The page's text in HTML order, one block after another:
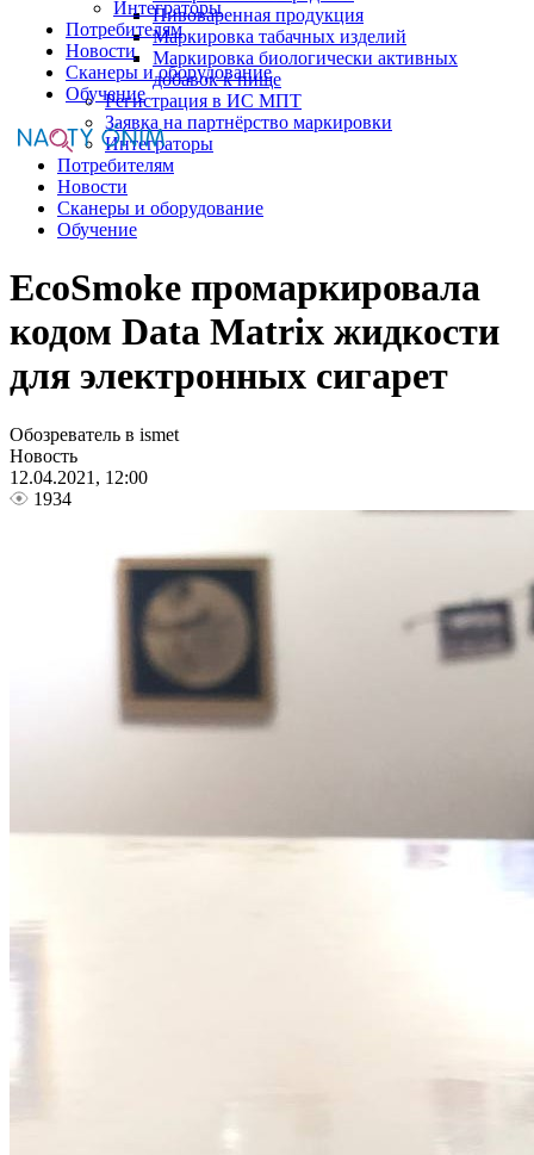
Интеграторы
Потребителям
Новости
Сканеры и оборудование
Обучение
Пивоваренная продукция
Маркировка табачных изделий
Маркировка биологически активных
добавок к пище
Регистрация в ИС МПТ
Заявка на партнёрство маркировки
Интеграторы
Потребителям
Новости
Сканеры и оборудование
Обучение
EcoSmoke промаркировала
кодом Data Matrix жидкости
для электронных сигарет
Обозреватель в ismet
Новость
12.04.2021, 12:00
1934